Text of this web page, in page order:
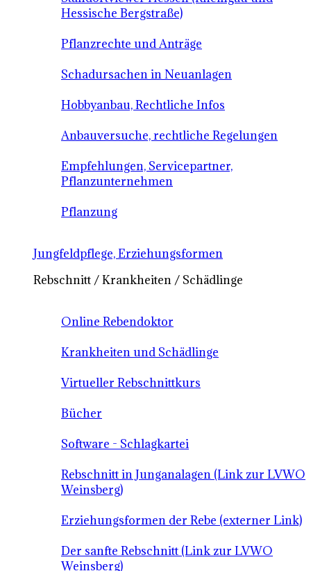
Hessische Bergstraße)
Pflanzrechte und Anträge
Schadursachen in Neuanlagen
Hobbyanbau, Rechtliche Infos
Anbauversuche, rechtliche Regelungen
Empfehlungen, Servicepartner,
Pflanzunternehmen
Pflanzung
Jungfeldpflege, Erziehungsformen
Rebschnitt / Krankheiten / Schädlinge
Online Rebendoktor
Krankheiten und Schädlinge
Virtueller Rebschnittkurs
Bücher
Software - Schlagkartei
Rebschnitt in Junganalagen (Link zur LVWO
Weinsberg)
Erziehungsformen der Rebe (externer Link)
Der sanfte Rebschnitt (Link zur LVWO
Weinsberg)